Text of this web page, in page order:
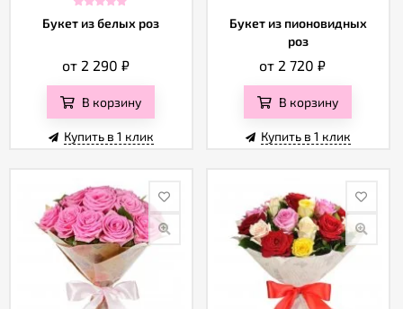
Букет из белых роз
от 2 290 ₽
В корзину
Купить в 1 клик
Букет из пионовидных
роз
от 2 720₽
В корзину
Купить в 1 клик